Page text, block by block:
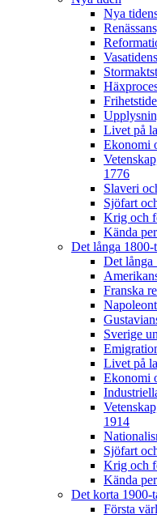
Nya
Livet på
Ekonomi
1776
Slaveri
Sjöfart
Krig och
Kända
Det långa 1800-
Det långa
Franska
Sverige
Livet på
Ekonomi
1914
Sjöfart
Krig och
Kända
Det korta 1900-
Första